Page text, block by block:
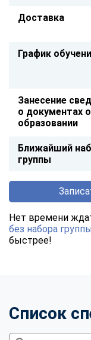
Доставка
График
Занесение
о документах
образовании
Ближайший
группы
Нет времени
без набора группы
быстрее!
Список